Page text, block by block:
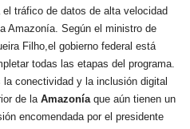
el tráfico de datos de alta velocidad
Amazonía. Según el ministro de
Filho,el gobierno federal está
todas las etapas del programa.
conectividad y la inclusión digital
de la Amazonía que aún tienen un
encomendada por el presidente